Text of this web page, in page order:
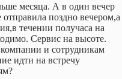
месяца. А в один вечер
поздно вечером,а
течении получаса на
Сервис на высоте.
и сотрудникам
идти на встречу